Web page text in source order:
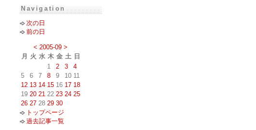
Navigation
次の日
前の日
< 2005-09 >
月
火 水 木 金 土 日
1
2 3
4
5
6 7 8 9 10 11
12 13 14 15 16 17 18
19 20 21 22 23 24 25
26 27 28 29 30
トップページ
過去記事一覧